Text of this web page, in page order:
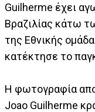
Guilherme έχει
Βραζιλίας κάτω
της Εθνικής
κατέκτησε το
Η φωτογραφία
Joao Guilherme